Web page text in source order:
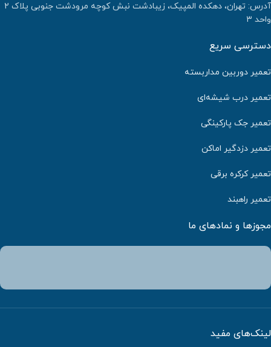
آدرس: تهران، دهکده المپیک، زیبادشت نبش کوچه مرودشت جنوبی پلاک ۲
واحد ۳
دسترسی سریع
تعمیر دوربین مداربسته
تعمیر درب شیشه‌ای
تعمیر جک پارکینگی
تعمیر دزدگیر اماکن
تعمیر کرکره برقی
تعمیر راهبند
مجوزها و نمادهای ما
لینک‌های مفید